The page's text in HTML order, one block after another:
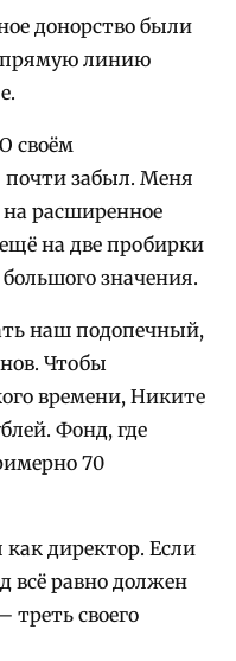
донорство были
прямую линию
своём
почти забыл. Меня
расширенное
на две пробирки
значения.
наш подопечный,
Чтобы
времени, Никите
Фонд, где
70
директор. Если
всё равно должен
своего